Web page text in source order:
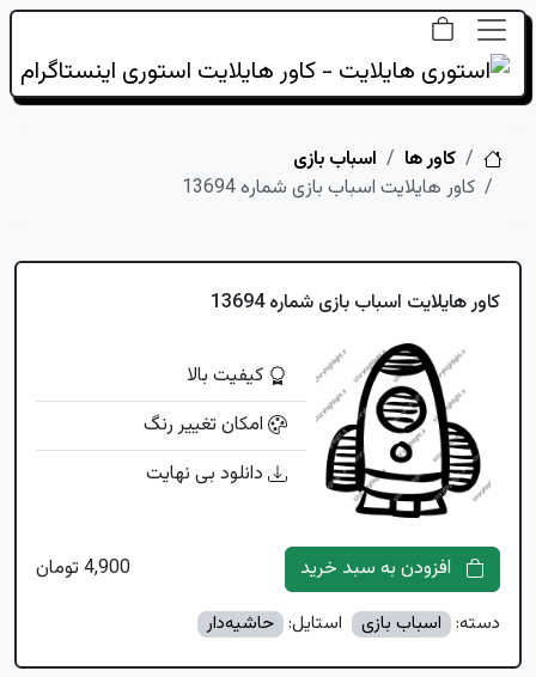
خانهکاور ها
اسباب بازی
کاور هایلایت اسباب بازی شماره 13694
کاور هایلایت اسباب بازی شماره 13694
کیفیت بالا
امکان تغییر رنگ
دانلود بی نهایت
4,900 تومان
دسته: اسباب بازی استایل: حاشیه‌دار